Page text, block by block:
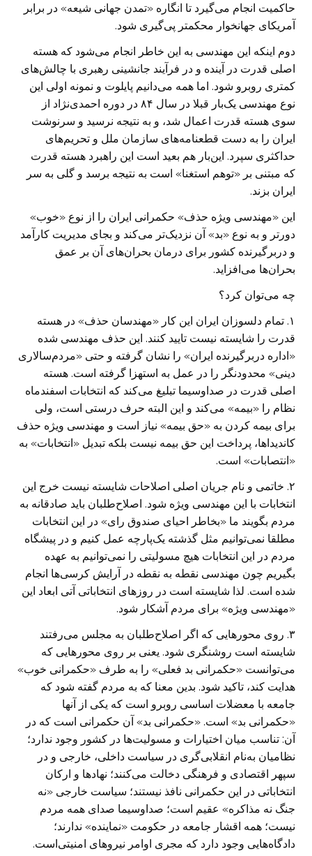
حاکمیت انجام می‌گیرد تا انگاره «تمدن جهانی شیعه» در برابر
آمریکای جهانخوار محکمتر پی‌گیری شود.
دوم اینکه این مهندسی به این خاطر انجام می‌شود که هسته
اصلی قدرت در آینده و در فرآیند جانشینی رهبری با چالش‌های
کمتری روبرو شود. اما همه می‌دانیم پایلوت و نمونه اولی این
نوع مهندسی یک‌بار قبلا در سال ۸۴ در دوره احمدی‌نژاد از
سوی هسته قدرت اعمال شد، و به نتیجه نرسید و سرنوشت
ایران را به دست قطعنامه‌های سازمان ملل و تحریم‌های
حداکثری سپرد. این‌بار هم بعید است این راهبرد هسته قدرت
که مبتنی بر «توهم استغنا» است به نتیجه برسد و گلی به سر
ایران بزند.
این «مهندسی ویژه حذف» حکمرانی ایران را از نوع «خوب»
دورتر و به نوع «بد» آن نزدیک‌تر می‌کند و بجای مدیریت کارآمد
و دربرگیرنده کشور برای درمان بحران‌های آن بر عمق
بحران‌ها می‌افزاید.
چه می‌توان کرد؟
۱. تمام دلسوزان ایران این کار «مهندسان حذف» در هسته
قدرت را شایسته نیست تایید کنند. این حذف مهندسی شده
«اداره دربرگیرنده ایران» را نشان گرفته و حتی «مردم‌سالاری
دینی» محدودنگر را در عمل به استهزا گرفته است. هسته
اصلی قدرت در صداوسیما تبلیغ می‌کند که انتخابات اسفندماه
نظام را «بیمه» می‌کند و این البته حرف درستی است، ولی
برای بیمه کردن به «حق بیمه» نیاز است و مهندسی ویژه حذف
کاندیداها، پرداخت این حق بیمه نیست بلکه تبدیل «انتخابات» به
«انتصابات» است.
۲. خاتمی و نام جریان اصلی اصلاحات شایسته نیست خرج این
انتخابات با این مهندسی ویژه شود. اصلاح‌طلبان باید صادقانه به
مردم بگویند ما «بخاطر احیای صندوق رای» در این انتخابات
مطلقا نمی‌توانیم مثل گذشته یک‌پارچه عمل کنیم و در پیشگاه
مردم در این انتخابات هیچ مسولیتی را نمی‌توانیم به عهده
بگیریم چون مهندسی نقطه به نقطه در آرایش‌ کرسی‌ها انجام
شده است. لذا شایسته است در روزهای انتخاباتی آتی ابعاد این
«مهندسی ویژه» برای مردم آشکار شود.
۳. روی محورهایی که اگر اصلاح‌طلبان به مجلس می‌رفتند
شایسته است روشنگری شود. یعنی بر روی محورهایی که
می‌توانست «حکمرانی بد فعلی» را به طرف «حکمرانی خوب»
هدایت کند، تاکید شود. بدین معنا که به مردم گفته شود که
جامعه با معضلات اساسی روبرو است که یکی از آنها
«حکمرانی بد» است. «حکمرانی بد» آن حکمرانی است که در
آن: تناسب میان اختیارات و مسولیت‌ها در کشور وجود ندارد؛
نظامیان به‌نام انقلابی‌گری در سیاست داخلی، خارجی و در
سپهر اقتصادی و فرهنگی دخالت می‌کنند؛ نهادها و ارکان
انتخاباتی در این حکمرانی نافذ نیستند؛ سیاست خارجی «نه
جنگ نه مذاکره» عقیم است؛ صداوسیما صدای همه مردم
نیست؛ همه اقشار جامعه در حکومت «نماینده» ندارند؛
دادگاه‌هایی وجود دارد که مجری اوامر نیروهای امنیتی‌است.